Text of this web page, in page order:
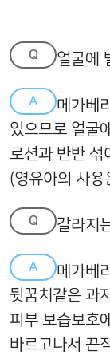
Q 얼굴에
A
메가베
있으므로 얼굴
로션과 반반 섞
(영유아의 사용
Q 갈라지
A
메가베
뒷꿈치같은 과
피부 보습보호
바르고나서 끈